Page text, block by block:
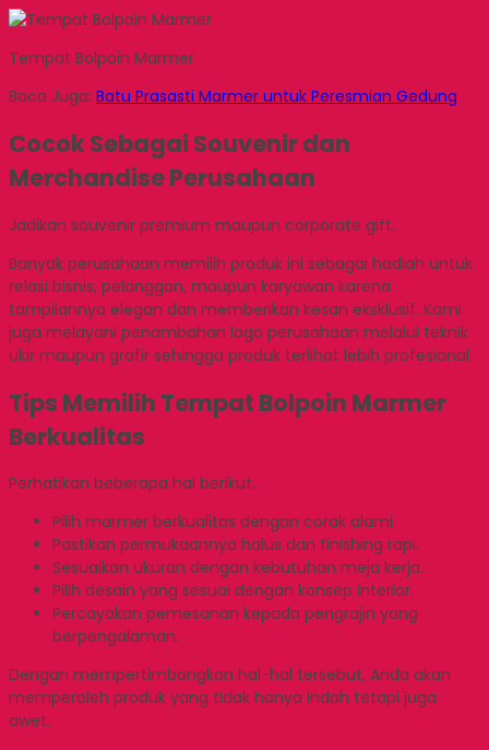
Tempat Bolpoin Marmer
Baca Juga: Batu Prasasti Marmer untuk Peresmian Gedung
Cocok Sebagai Souvenir dan
Merchandise Perusahaan
Jadikan souvenir premium maupun corporate gift.
Banyak perusahaan memilih produk ini sebagai hadiah untuk
relasi bisnis, pelanggan, maupun karyawan karena
tampilannya elegan dan memberikan kesan eksklusif. Kami
juga melayani penambahan logo perusahaan melalui teknik
ukir maupun grafir sehingga produk terlihat lebih profesional.
Tips Memilih Tempat Bolpoin Marmer
Berkualitas
Perhatikan beberapa hal berikut.
Pilih marmer berkualitas dengan corak alami.
Pastikan permukaannya halus dan finishing rapi.
Sesuaikan ukuran dengan kebutuhan meja kerja.
Pilih desain yang sesuai dengan konsep interior.
Percayakan pemesanan kepada pengrajin yang
berpengalaman.
Dengan mempertimbangkan hal-hal tersebut, Anda akan
memperoleh produk yang tidak hanya indah tetapi juga
awet.